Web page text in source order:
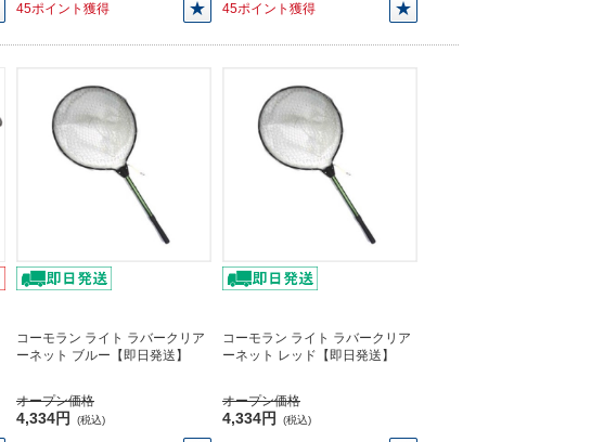
45ポイント獲得 45ポイント獲得
コーモラン ライト ラバークリア
ーネット ブルー【即日発送】
オープン価格
4,334円 (税込)
コーモラン ライト ラバークリア
ーネット レッド【即日発送】
オープン価格
4,334円 (税込)